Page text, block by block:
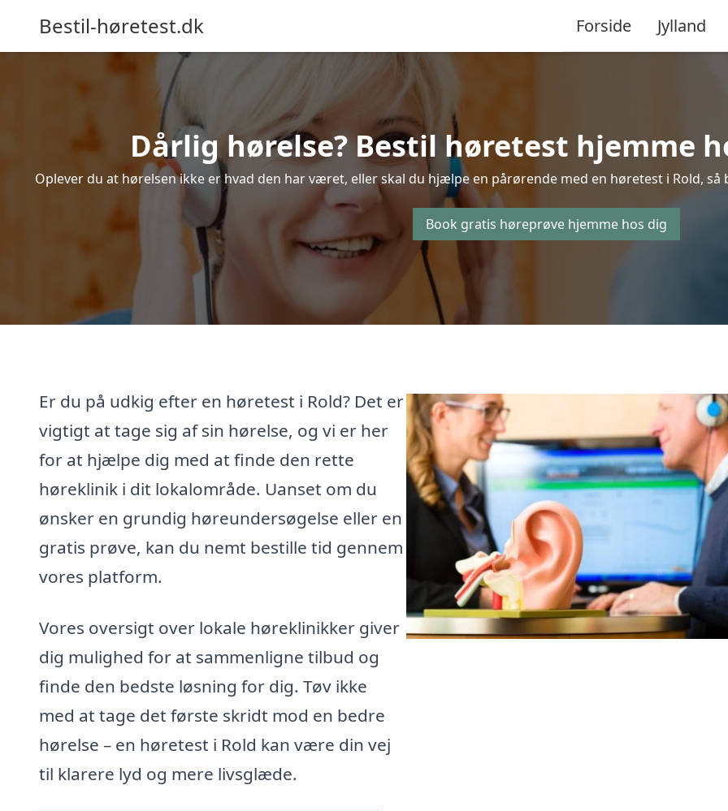
Bestil-høretest.dk Forside Jylland
Dårlig hørelse? Bestil høretest hjemme
Oplever du at hørelsen ikke er hvad den har været, eller skal du hjælpe en pårørende med en høretest i Rold,
Book gratis høreprøve hjemme hos dig
Er du på udkig efter en høretest i Rold? Det er
vigtigt at tage sig af sin hørelse, og vi er her
for at hjælpe dig med at finde den rette
høreklinik i dit lokalområde. Uanset om du
ønsker en grundig høreundersøgelse eller en
gratis prøve, kan du nemt bestille tid gennem
vores platform.
Vores oversigt over lokale høreklinikker giver
dig mulighed for at sammenligne tilbud og
finde den bedste løsning for dig. Tøv ikke
med at tage det første skridt mod en bedre
hørelse – en høretest i Rold kan være din vej
til klarere lyd og mere livsglæde.